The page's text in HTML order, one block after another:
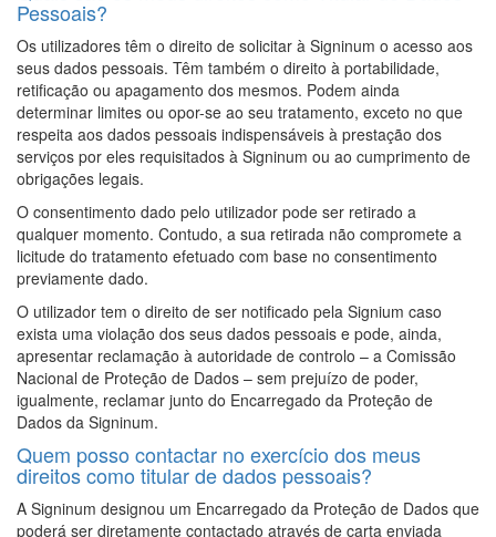
Pessoais?
Os utilizadores têm o direito de solicitar à Signinum o acesso aos
seus dados pessoais. Têm também o direito à portabilidade,
retificação ou apagamento dos mesmos. Podem ainda
determinar limites ou opor-se ao seu tratamento, exceto no que
respeita aos dados pessoais indispensáveis à prestação dos
serviços por eles requisitados à Signinum ou ao cumprimento de
obrigações legais.
O consentimento dado pelo utilizador pode ser retirado a
qualquer momento. Contudo, a sua retirada não compromete a
licitude do tratamento efetuado com base no consentimento
previamente dado.
O utilizador tem o direito de ser notificado pela Signium caso
exista uma violação dos seus dados pessoais e pode, ainda,
apresentar reclamação à autoridade de controlo – a Comissão
Nacional de Proteção de Dados – sem prejuízo de poder,
igualmente, reclamar junto do Encarregado da Proteção de
Dados da Signinum.
Quem posso contactar no exercício dos meus
direitos como titular de dados pessoais?
A Signinum designou um Encarregado da Proteção de Dados que
poderá ser diretamente contactado através de carta enviada